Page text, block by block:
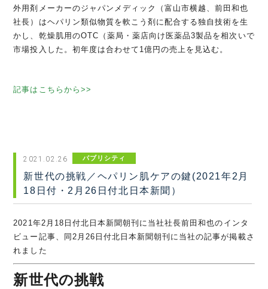
外用剤メーカーのジャパンメディック（富山市横越、前田和也
社長）はヘパリン類似物質を軟こう剤に配合する独自技術を生
かし、乾燥肌用のOTC（薬局・薬店向け医薬品3製品を相次いで
市場投入した。初年度は合わせて1億円の売上を見込む。
記事はこちらから>>
2021.02.26 パブリシティ
新世代の挑戦／ヘパリン肌ケアの鍵(2021年2月
18日付・2月26日付北日本新聞）
2021年2月18日付北日本新聞朝刊に当社社長前田和也のインタ
ビュー記事、同2月26日付北日本新聞朝刊に当社の記事が掲載さ
れました
新世代の挑戦